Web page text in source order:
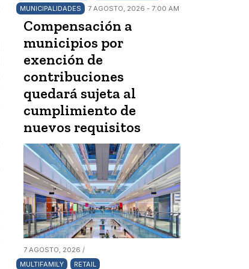
MUNICIPALIDADES
7 AGOSTO, 2026 - 7:00 AM
Compensación a
municipios por
exención de
contribuciones
quedará sujeta al
cumplimiento de
nuevos requisitos
7 AGOSTO, 2026 /
MULTIFAMILY
RETAIL